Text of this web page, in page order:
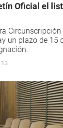
Oficial el
un plazo de 15